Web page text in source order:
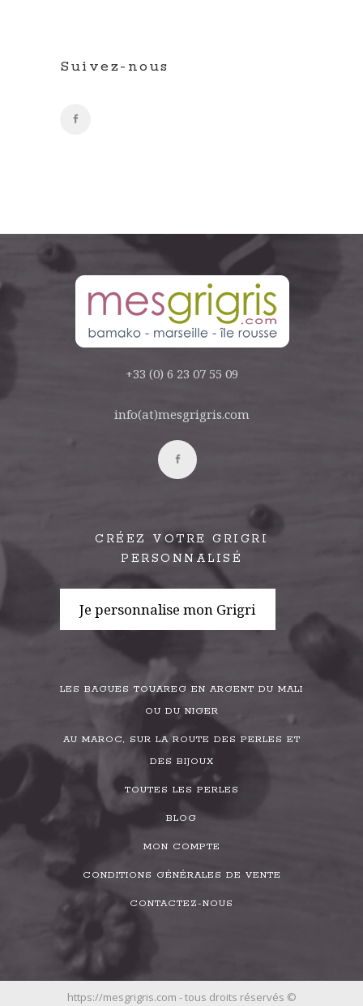
Suivez-nous
+33 (0) 6 23 07 55 09
info(at)mesgrigris.com
CRÉEZ VOTRE GRIGRI
PERSONNALISÉ
Je personnalise mon Grigri
LES BAGUES TOUAREG EN ARGENT DU MALI
OU DU NIGER
AU MAROC, SUR LA ROUTE DES PERLES ET
DES BIJOUX
TOUTES LES PERLES
BLOG
MON COMPTE
CONDITIONS GÉNÉRALES DE VENTE
CONTACTEZ-NOUS
https://mesgrigris.com - tous droits réservés ©